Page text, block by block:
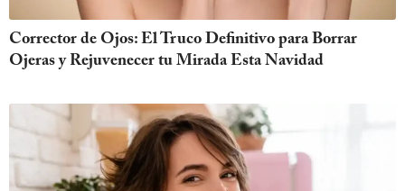
Corrector de Ojos: El Truco Definitivo para Borrar
Ojeras y Rejuvenecer tu Mirada Esta Navidad